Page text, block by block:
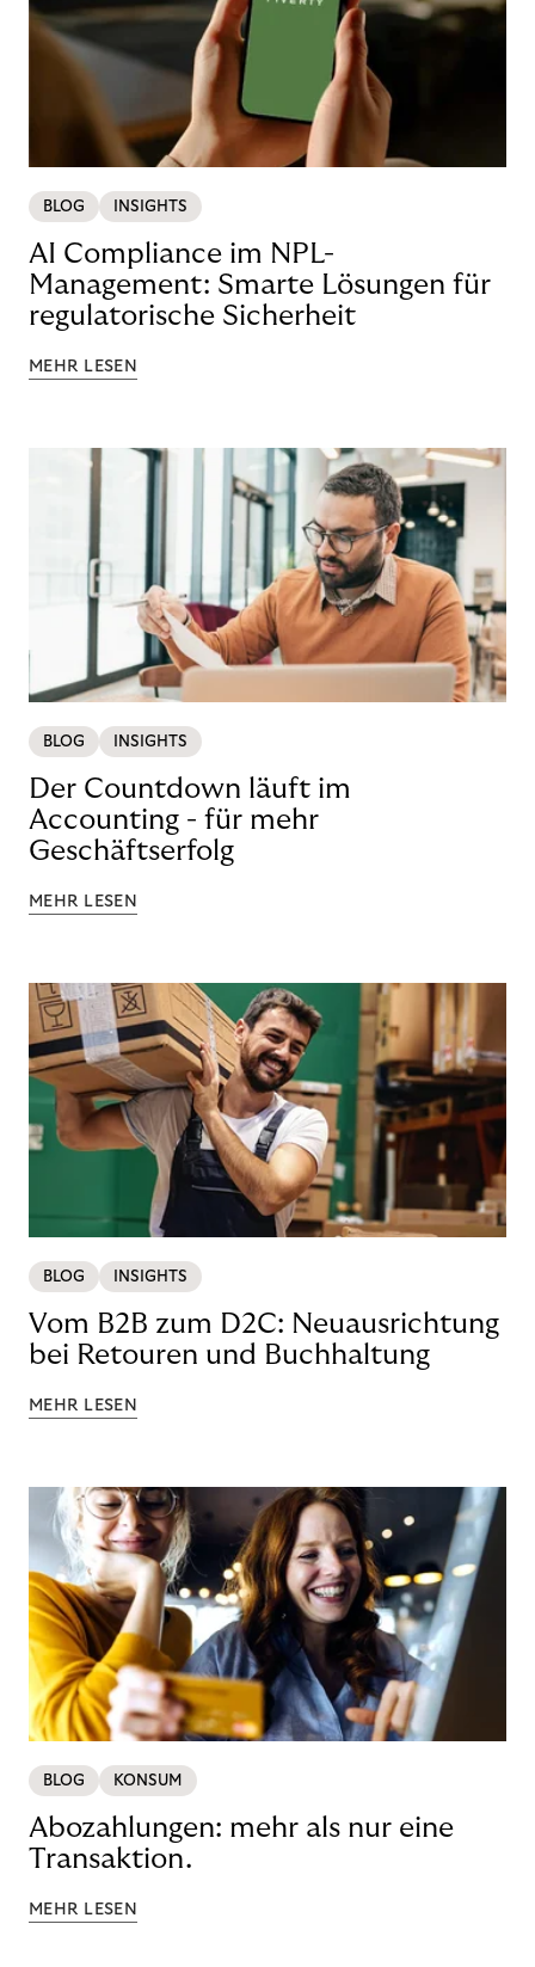
BLOG INSIGHTS
AI Compliance im NPL-
Management: Smarte Lösungen für
regulatorische Sicherheit
MEHR LESEN
BLOG INSIGHTS
Der Countdown läuft im
Accounting - für mehr
Geschäftserfolg
MEHR LESEN
BLOG INSIGHTS
Vom B2B zum D2C: Neuausrichtung
bei Retouren und Buchhaltung
MEHR LESEN
BLOG KONSUM
Abozahlungen: mehr als nur eine
Transaktion.
MEHR LESEN